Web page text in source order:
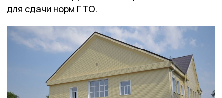
для сдачи норм ГТО.